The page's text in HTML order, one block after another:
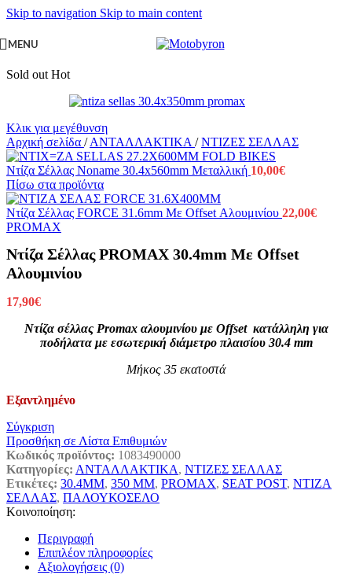
Skip to navigation Skip to main content
MENU
Sold out Hot
Κλικ για μεγέθυνση
Αρχική σελίδα / ΑΝΤΑΛΛΑΚΤΙΚΑ / ΝΤΙΖΕΣ ΣΕΛΛΑΣ
Ντίζα Σέλλας Noname 30.4x560mm Μεταλλική 10,00€
Πίσω στα προϊόντα
Ντίζα Σέλλας FORCE 31.6mm Με Offset Αλουμινίου 22,00€
PROMAX
Ντίζα Σέλλας PROMAX 30.4mm Με Offset
Αλουμινίου
17,90€
Ντίζα σέλλας Promax αλουμινίου με Offset κατάλληλη για
ποδήλατα με εσωτερική διάμετρο πλαισίου 30.4 mm
Μήκος 35 εκατοστά
Εξαντλημένο
Σύγκριση
Προσθήκη σε Λίστα Επιθυμιών
Κωδικός προϊόντος: 1083490000
Κατηγορίες: ΑΝΤΑΛΛΑΚΤΙΚΑ, ΝΤΙΖΕΣ ΣΕΛΛΑΣ
Ετικέτες: 30.4MM, 350 MM, PROMAX, SEAT POST, ΝΤΙΖΑ
ΣΕΛΛΑΣ, ΠΑΛΟΥΚΟΣΕΛΟ
Κοινοποίηση:
Περιγραφή
Επιπλέον πληροφορίες
Αξιολογήσεις (0)